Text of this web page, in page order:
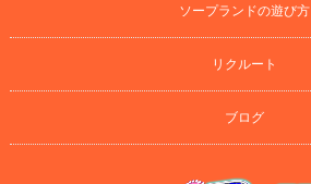
ソープランドの遊び方
リクルート
ブログ